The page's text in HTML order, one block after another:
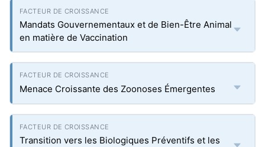
Mandats Gouvernementaux et de Bien-Être Animal
en matière de Vaccination
Menace Croissante des Zoonoses Émergentes
Transition vers les Biologiques Préventifs et les